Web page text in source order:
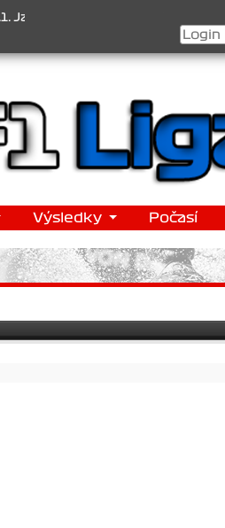
Veselý , 2. Jan Nováček , 3.
Výsledky Počasí